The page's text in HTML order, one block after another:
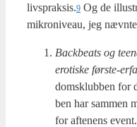
livspraksis.9 Og de
mikro­ni­veau, jeg
Back­be­ats og
ero­ti­ske før­ste-
dom­s­klub­ben for
ben har sam­men
for afte­nens